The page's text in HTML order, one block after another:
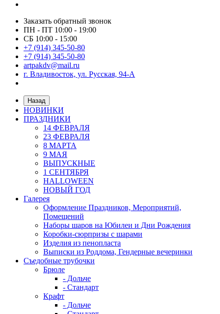
Заказать обратный звонок
ПН - ПТ 10:00 - 19:00
СБ 10:00 - 15:00
+7 (914) 345-50-80
+7 (914) 345-50-80
artpakdv@mail.ru
г. Владивосток, ул. Русская, 94-А
Назад
НОВИНКИ
ПРАЗДНИКИ
14 ФЕВРАЛЯ
23 ФЕВРАЛЯ
8 МАРТА
9 МАЯ
ВЫПУСКНЫЕ
1 СЕНТЯБРЯ
HALLOWEEN
НОВЫЙ ГОД
Галерея
Оформление Праздников, Мероприятий,
Помещений
Наборы шаров на Юбилеи и Дни Рождения
Коробки-сюрпризы с шарами
Изделия из пенопласта
Выписки из Роддома, Гендерные вечеринки
Съедобные трубочки
Брюле
- Дольче
- Стандарт
Крафт
- Дольче